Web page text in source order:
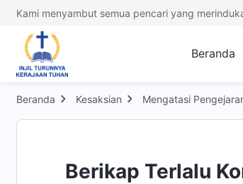
Kami menyambut semua pencari yang
Beranda
Beranda Kesaksian Mengatasi
Berikap Terlalu